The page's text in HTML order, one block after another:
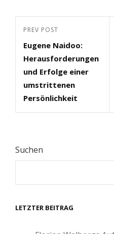
Previous
Post
PREV POST
Eugene Naidoo:
Herausforderungen
und Erfolge einer
umstrittenen
Persönlichkeit
Suchen
LETZTER BEITRAG